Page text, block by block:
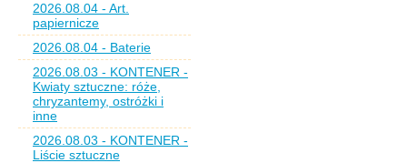
2026.08.04 - Art.
papiernicze
2026.08.04 - Baterie
2026.08.03 - KONTENER -
Kwiaty sztuczne: róże,
chryzantemy, ostróżki i
inne
2026.08.03 - KONTENER -
Liście sztuczne